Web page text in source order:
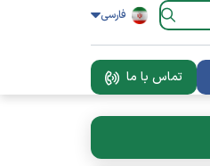
فارسی
تماس با ما